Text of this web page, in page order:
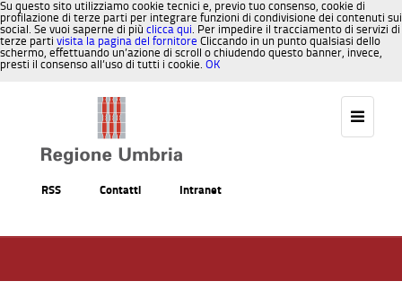
Su questo sito utilizziamo cookie tecnici e, previo tuo consenso, cookie di
profilazione di terze parti per integrare funzioni di condivisione dei contenuti sui
social. Se vuoi saperne di più clicca qui. Per impedire il tracciamento di servizi di
terze parti visita la pagina del fornitore Cliccando in un punto qualsiasi dello
schermo, effettuando un’azione di scroll o chiudendo questo banner, invece,
presti il consenso all’uso di tutti i cookie. OK
RSS Contatti Intranet